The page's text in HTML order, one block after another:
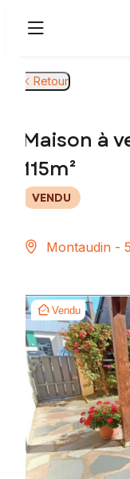
Retour
Maison à
115m²
VENDU
Montaudin -
Vendu